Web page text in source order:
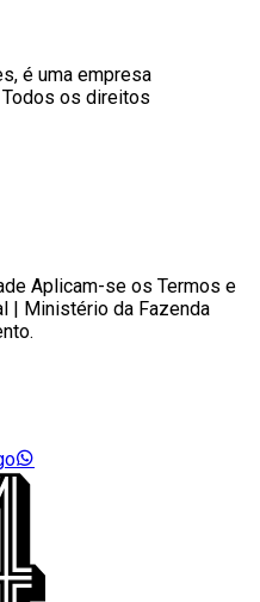
é uma empresa
os direitos
Aplicam-se os Termos e
| Ministério da Fazenda